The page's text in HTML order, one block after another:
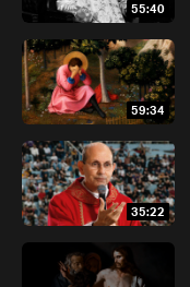
55:40
59:34
35:22